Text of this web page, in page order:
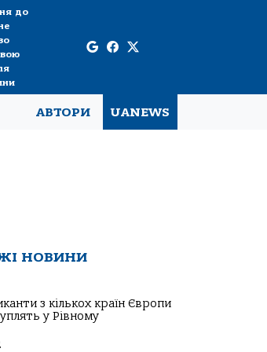
до
АВТОРИ UANEWS
НОВИНИ
з кількох країн Європи
у Рівному